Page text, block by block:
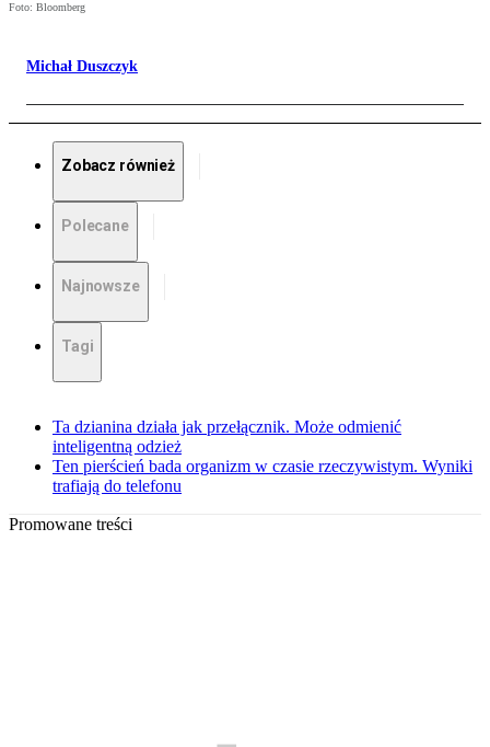
Foto: Bloomberg
Michał Duszczyk
Zobacz również
Polecane
Najnowsze
Tagi
Ta dzianina działa jak przełącznik. Może odmienić
inteligentną odzież
Ten pierścień bada organizm w czasie rzeczywistym. Wyniki
trafiają do telefonu
Promowane treści